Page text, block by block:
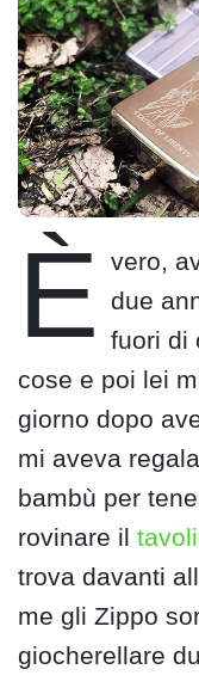
È
vero,
due
fuori di
cose e poi lei
giorno dopo
mi aveva
bambù per
rovinare il
trova davanti
me gli Zippo
giocherellare